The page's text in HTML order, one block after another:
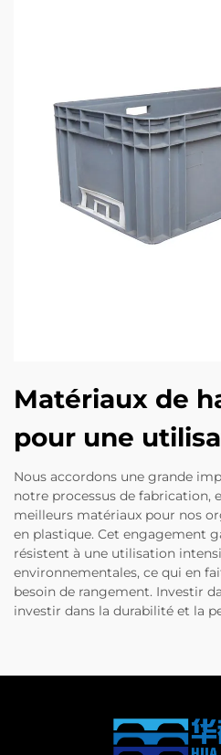
Matériaux de
pour une
Nous accordons une grande
notre processus de fabrication,
meilleurs matériaux pour nos
en plastique. Cet engagement
résistent à une utilisation
environnementales, ce qui en
besoin de rangement. Investir
investir dans la durabilité et la